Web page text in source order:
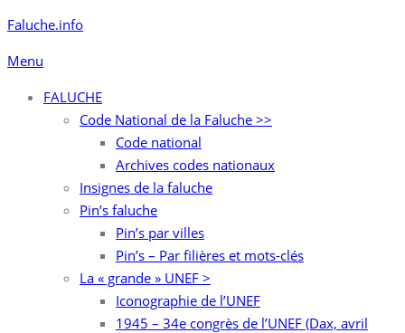
Aller
contenu
Faluche.info
Menu
FALUCHE
Code National de la Faluche >>
Code national
Archives codes nationaux
Insignes de la faluche
Pin’s faluche
Pin’s par villes
Pin’s – Par filières et mots-clés
La « grande » UNEF >
Iconographie de l’UNEF
1945 – 34e congrès de l’UNEF (Dax, avril